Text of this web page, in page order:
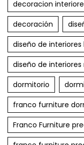
decoracion
decoración
diseño de interiores
diseño de interiores
dormitorio
franco furniture
Franco Furniture